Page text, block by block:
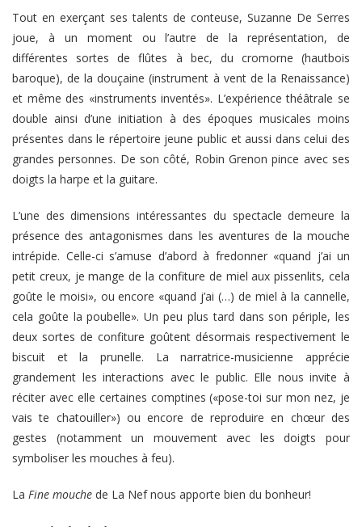
Tout en exerçant ses talents de conteuse, Suzanne De Serres
joue, à un moment ou l’autre de la représentation, de
différentes sortes de flûtes à bec, du cromorne (hautbois
baroque), de la douçaine (instrument à vent de la Renaissance)
et même des «instruments inventés». L’expérience théâtrale se
double ainsi d’une initiation à des époques musicales moins
présentes dans le répertoire jeune public et aussi dans celui des
grandes personnes. De son côté, Robin Grenon pince avec ses
doigts la harpe et la guitare.
L’une des dimensions intéressantes du spectacle demeure la
présence des antagonismes dans les aventures de la mouche
intrépide. Celle-ci s’amuse d’abord à fredonner «quand j’ai un
petit creux, je mange de la confiture de miel aux pissenlits, cela
goûte le moisi», ou encore «quand j’ai (…) de miel à la cannelle,
cela goûte la poubelle». Un peu plus tard dans son périple, les
deux sortes de confiture goûtent désormais respectivement le
biscuit et la prunelle. La narratrice-musicienne apprécie
grandement les interactions avec le public. Elle nous invite à
réciter avec elle certaines comptines («pose-toi sur mon nez, je
vais te chatouiller») ou encore de reproduire en chœur des
gestes (notamment un mouvement avec les doigts pour
symboliser les mouches à feu).
La Fine mouche de La Nef nous apporte bien du bonheur!